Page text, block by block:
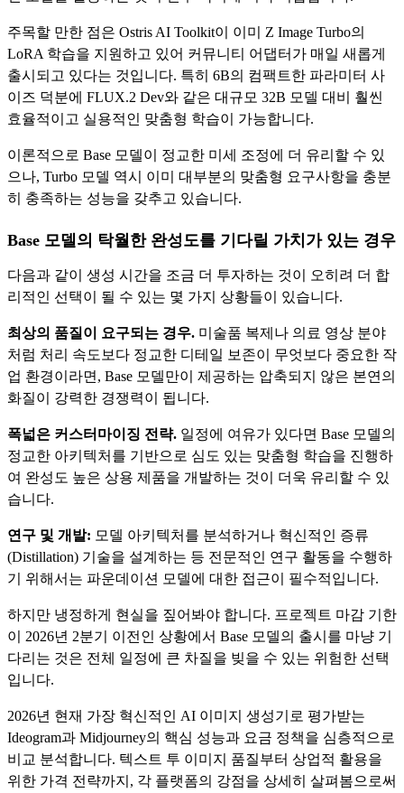
주목할 만한 점은 Ostris AI Toolkit이 이미 Z Image Turbo의
LoRA 학습을 지원하고 있어 커뮤니티 어댑터가 매일 새롭게
출시되고 있다는 것입니다. 특히 6B의 컴팩트한 파라미터 사
이즈 덕분에 FLUX.2 Dev와 같은 대규모 32B 모델 대비 훨씬
효율적이고 실용적인 맞춤형 학습이 가능합니다.
이론적으로 Base 모델이 정교한 미세 조정에 더 유리할 수 있
으나, Turbo 모델 역시 이미 대부분의 맞춤형 요구사항을 충분
히 충족하는 성능을 갖추고 있습니다.
Base 모델의 탁월한 완성도를 기다릴 가치가 있는 경우
다음과 같이 생성 시간을 조금 더 투자하는 것이 오히려 더 합
리적인 선택이 될 수 있는 몇 가지 상황들이 있습니다.
최상의 품질이 요구되는 경우. 미술품 복제나 의료 영상 분야
처럼 처리 속도보다 정교한 디테일 보존이 무엇보다 중요한 작
업 환경이라면, Base 모델만이 제공하는 압축되지 않은 본연의
화질이 강력한 경쟁력이 됩니다.
폭넓은 커스터마이징 전략. 일정에 여유가 있다면 Base 모델의
정교한 아키텍처를 기반으로 심도 있는 맞춤형 학습을 진행하
여 완성도 높은 상용 제품을 개발하는 것이 더욱 유리할 수 있
습니다.
연구 및 개발: 모델 아키텍처를 분석하거나 혁신적인 증류
(Distillation) 기술을 설계하는 등 전문적인 연구 활동을 수행하
기 위해서는 파운데이션 모델에 대한 접근이 필수적입니다.
하지만 냉정하게 현실을 짚어봐야 합니다. 프로젝트 마감 기한
이 2026년 2분기 이전인 상황에서 Base 모델의 출시를 마냥 기
다리는 것은 전체 일정에 큰 차질을 빚을 수 있는 위험한 선택
입니다.
2026년 현재 가장 혁신적인 AI 이미지 생성기로 평가받는
Ideogram과 Midjourney의 핵심 성능과 요금 정책을 심층적으로
비교 분석합니다. 텍스트 투 이미지 품질부터 상업적 활용을
위한 가격 전략까지, 각 플랫폼의 강점을 상세히 살펴봄으로써